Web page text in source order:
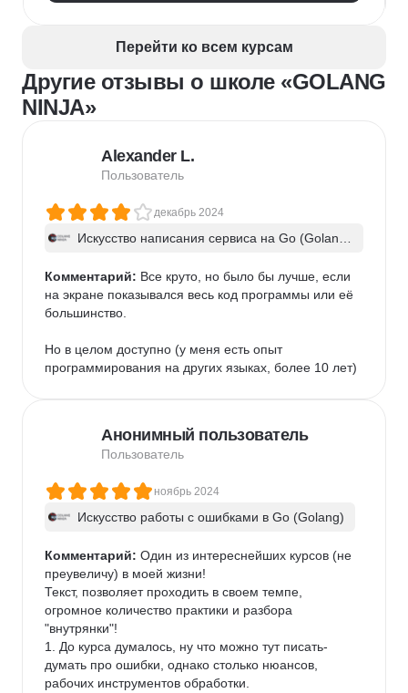
Перейти ко всем курсам
Другие отзывы о школе «GOLANG
NINJA»
Alexander L.
Пользователь
декабрь 2024
Искусство написания сервиса на Go (Golan
Комментарий: Все круто, но было бы лучше, если
на экране показывался весь код программы или её
большинство.
Но в целом доступно (у меня есть опыт
программирования на других языках, более 10 лет)
Анонимный пользователь
Пользователь
ноябрь 2024
Искусство работы с ошибками в Go (Golang)
Комментарий: Один из интереснейших курсов (не
преувеличу) в моей жизни!
Текст, позволяет проходить в своем темпе,
огромное количество практики и разбора
"внутрянки"!
1. До курса думалось, ну что можно тут писать-
думать про ошибки, однако столько нюансов,
рабочих инструментов обработки.